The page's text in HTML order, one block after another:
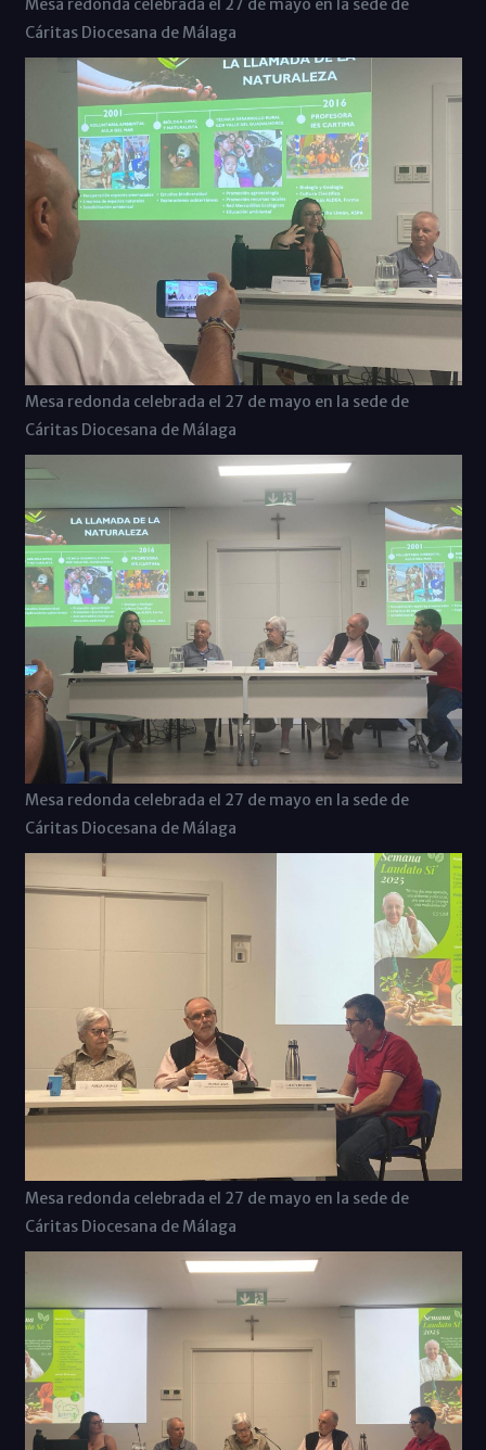
Cáritas Diocesana de Málaga
Mesa redonda celebrada el 27 de mayo en la sede de
Cáritas Diocesana de Málaga
Mesa redonda celebrada el 27 de mayo en la sede de
Cáritas Diocesana de Málaga
Mesa redonda celebrada el 27 de mayo en la sede de
Cáritas Diocesana de Málaga